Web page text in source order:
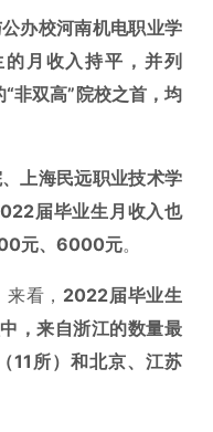
办校河南机电职业学
月收入持平，并列
非双高”院校之首，均
上海民远职业技术学
届毕业生月收入也
元、6000元。
看， 2022届毕业生
，来自浙江的数量最
11所）和北京、江苏